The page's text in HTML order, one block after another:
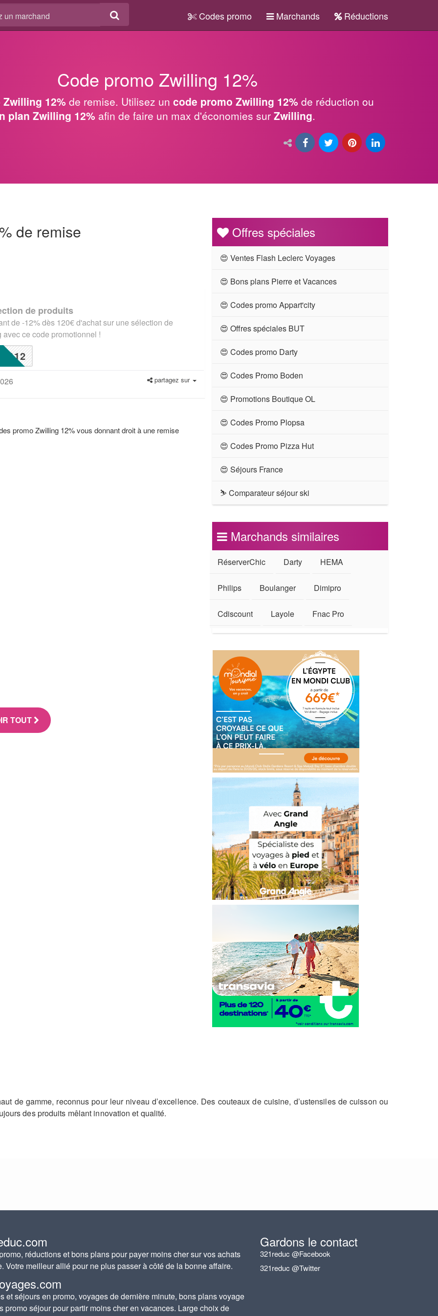
Codes promo Marchands Réductions
Code promo Zwilling 12%
12% de remise. Utilisez un code promo Zwilling 12% de réduction ou
plan Zwilling 12% afin de faire un max d'économies sur Zwilling.
de remise
de produits
de -12% dès 120€ d'achat sur une sélection de
ce code promotionnel !
G12
partagez sur
promo Zwilling 12% vous donnant droit à une remise
TOUT
Offres spéciales
😍 Ventes Flash Leclerc Voyages
😍 Bons plans Pierre et Vacances
😍 Codes promo Appart'city
😍 Offres spéciales BUT
😍 Codes promo Darty
😍 Codes Promo Boden
😍 Promotions Boutique OL
😍 Codes Promo Plopsa
😍 Codes Promo Pizza Hut
😍 Séjours France
⛷ Comparateur séjour ski
Marchands similaires
RéserverChic Darty HEMA
Philips Boulanger Dimipro
Cdiscount Layole Fnac Pro
de gamme, reconnus pour leur niveau d’excellence. Des couteaux de cuisine, d’ustensiles de cuisson ou
des produits mêlant innovation et qualité.
réductions et bons plans pour payer moins cher sur vos achats
Votre meilleur allié pour ne plus passer à côté de la bonne affaire.
et séjours en promo, voyages de dernière minute, bons plans voyage
promo séjour pour partir moins cher en vacances. Large choix de
Gardons le contact
321reduc @Facebook
321reduc @Twitter